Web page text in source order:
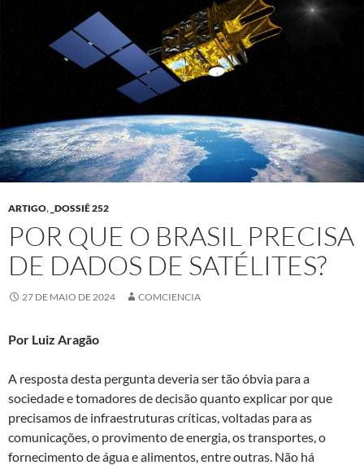
ARTIGO, _DOSSIÊ 252
POR QUE O BRASIL PRECISA
DE DADOS DE SATÉLITES?
27 DE MAIO DE 2024 COMCIENCIA
Por Luiz Aragão
A resposta desta pergunta deveria ser tão óbvia para a
sociedade e tomadores de decisão quanto explicar por que
precisamos de infraestruturas críticas, voltadas para as
comunicações, o provimento de energia, os transportes, o
fornecimento de água e alimentos, entre outras. Não há